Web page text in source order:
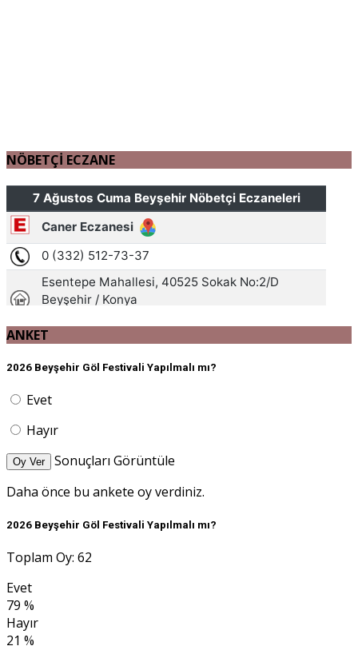
NÖBETÇİ ECZANE
ANKET
2026 Beyşehir Göl Festivali Yapılmalı mı?
Evet
Hayır
Oy Ver
Sonuçları Görüntüle
Daha önce bu ankete oy verdiniz.
2026 Beyşehir Göl Festivali Yapılmalı mı?
Toplam Oy: 62
Evet
79 %
Hayır
21 %